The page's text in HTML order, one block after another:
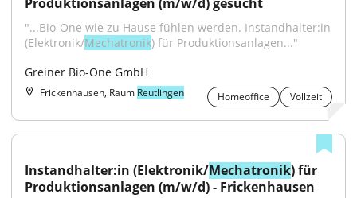
"...Bio-One wie zu Hause fühlen werden. Instandhalter:in
(Elektronik/Mechatronik) für Produktionsanlagen..."
Greiner Bio-One GmbH
Frickenhausen, Raum Reutlingen Homeoffice Vollzeit
Instandhalter:in (Elektronik/Mechatronik) für
Produktionsanlagen (m/w/d) - Frickenhausen